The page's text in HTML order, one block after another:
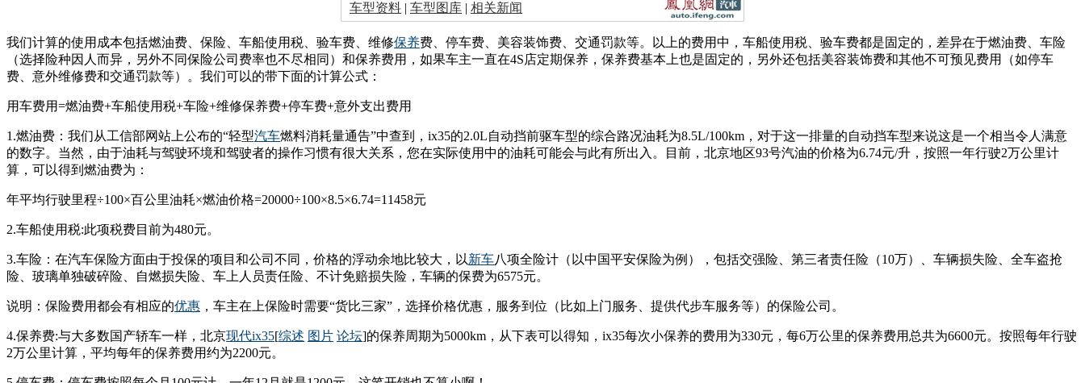
车型资料 | 车型图库 | 相关新闻
我们计算的使用成本包括燃油费、保险、车船使用税、验车费、维修保养费、停车费、美容装饰费、交通罚款等。以上的费用中，车船使用税、验车费都是固定的，差异在于燃油费、车险
（选择险种因人而异，另外不同保险公司费率也不尽相同）和保养费用，如果车主一直在4S店定期保养，保养费基本上也是固定的，另外还包括美容装饰费和其他不可预见费用（如停车
费、意外维修费和交通罚款等）。我们可以的带下面的计算公式：
用车费用=燃油费+车船使用税+车险+维修保养费+停车费+意外支出费用
1.燃油费：我们从工信部网站上公布的“轻型汽车燃料消耗量通告”中查到，ix35的2.0L自动挡前驱车型的综合路况油耗为8.5L/100km，对于这一排量的自动挡车型来说这是一个相当令人满意
的数字。当然，由于油耗与驾驶环境和驾驶者的操作习惯有很大关系，您在实际使用中的油耗可能会与此有所出入。目前，北京地区93号汽油的价格为6.74元/升，按照一年行驶2万公里计
算，可以得到燃油费为：
年平均行驶里程÷100×百公里油耗×燃油价格=20000÷100×8.5×6.74=11458元
2.车船使用税:此项税费目前为480元。
3.车险：在汽车保险方面由于投保的项目和公司不同，价格的浮动余地比较大，以新车八项全险计（以中国平安保险为例），包括交强险、第三者责任险（10万）、车辆损失险、全车盗抢
险、玻璃单独破碎险、自燃损失险、车上人员责任险、不计免赔损失险，车辆的保费为6575元。
说明：保险费用都会有相应的优惠 ，车主在上保险时需要“货比三家”，选择价格优惠，服务到位（比如上门服务、提供代步车服务等）的保险公司。
4.保养费:与大多数国产轿车一样，北京现代ix35[综述 图片 论坛]的保养周期为5000km，从下表可以得知，ix35每次小保养的费用为330元，每6万公里的保养费用总共为6600元。按照每年行驶
2万公里计算，平均每年的保养费用约为2200元。